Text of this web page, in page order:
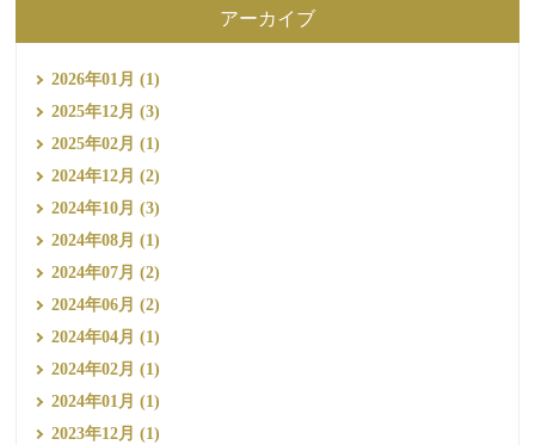
アーカイブ
2026年01月 (1)
2025年12月 (3)
2025年02月 (1)
2024年12月 (2)
2024年10月 (3)
2024年08月 (1)
2024年07月 (2)
2024年06月 (2)
2024年04月 (1)
2024年02月 (1)
2024年01月 (1)
2023年12月 (1)